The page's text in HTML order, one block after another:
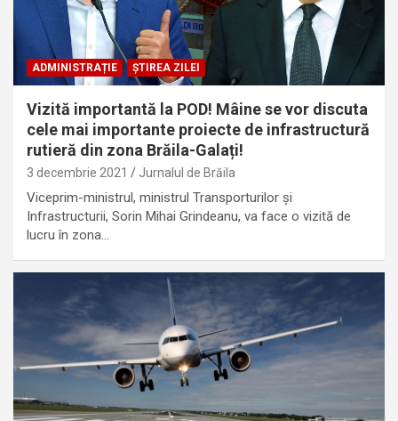
ADMINISTRAȚIE ȘTIREA ZILEI
Vizită importantă la POD! Mâine se vor discuta
cele mai importante proiecte de infrastructură
rutieră din zona Brăila-Galați!
3 decembrie 2021 Jurnalul de Brăila
Viceprim-ministrul, ministrul Transporturilor şi
Infrastructurii, Sorin Mihai Grindeanu, va face o vizită de
lucru în zona…